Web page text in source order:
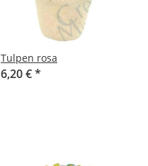
Tulpen rosa
6,20 €*